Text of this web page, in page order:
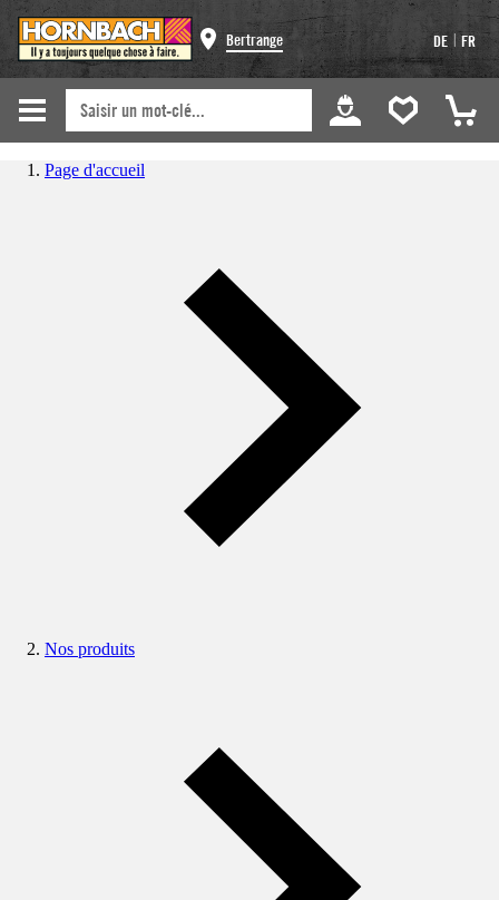
Bertrange DE | FR
Page d'accueil
Nos produits